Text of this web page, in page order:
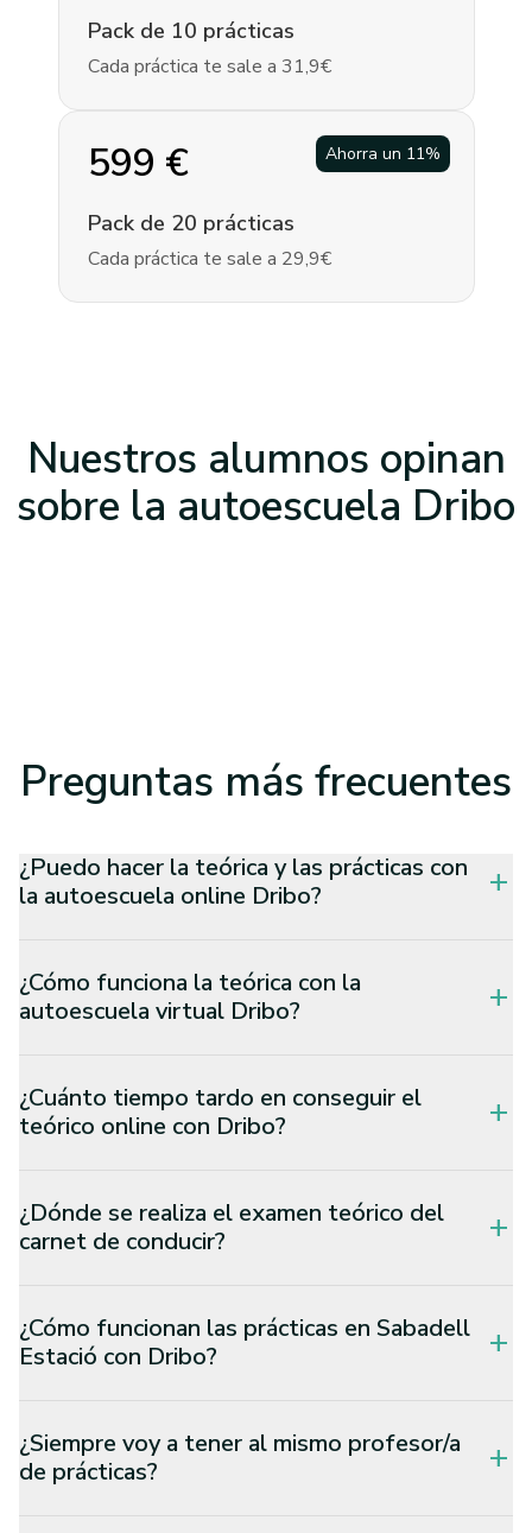
Pack de 10 prácticas
Cada práctica te sale a 31,9€
Ahorra un 11%
599 €
Pack de 20 prácticas
Cada práctica te sale a 29,9€
Nuestros alumnos opinan
sobre la autoescuela Dribo
Preguntas más frecuentes
¿Puedo hacer la teórica y las prácticas con
la autoescuela online Dribo?
add
¿Cómo funciona la teórica con la
autoescuela virtual Dribo?
add
¿Cuánto tiempo tardo en conseguir el
teórico online con Dribo?
add
¿Dónde se realiza el examen teórico del
carnet de conducir?
add
¿Cómo funcionan las prácticas en Sabadell
Estació con Dribo?
add
¿Siempre voy a tener al mismo profesor/a
de prácticas?
add